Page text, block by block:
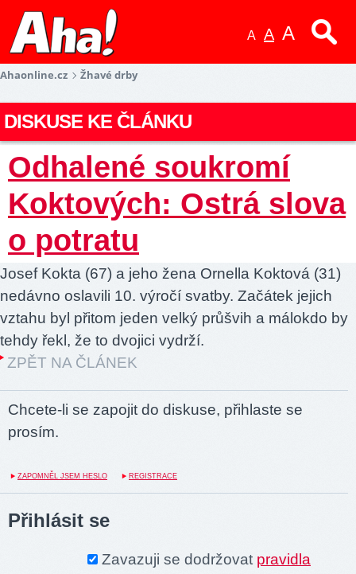
A A A
Ahaonline.cz Žhavé drby
DISKUSE KE ČLÁNKU
Odhalené soukromí
Koktových: Ostrá slova
o potratu
Josef Kokta (67) a jeho žena Ornella Koktová (31)
nedávno oslavili 10. výročí svatby. Začátek jejich
vztahu byl přitom jeden velký průšvih a málokdo by
tehdy řekl, že to dvojici vydrží.
ZPĚT NA ČLÁNEK
Chcete-li se zapojit do diskuse, přihlaste se
prosím.
ZAPOMNĚL JSEM HESLO REGISTRACE
Přihlásit se
Zavazuji se dodržovat pravidla